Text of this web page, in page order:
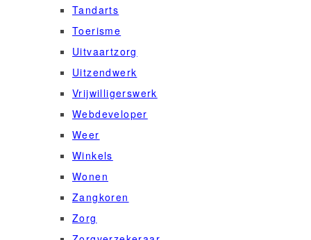
Tandarts
Toerisme
Uitvaartzorg
Uitzendwerk
Vrijwilligerswerk
Webdeveloper
Weer
Winkels
Wonen
Zangkoren
Zorg